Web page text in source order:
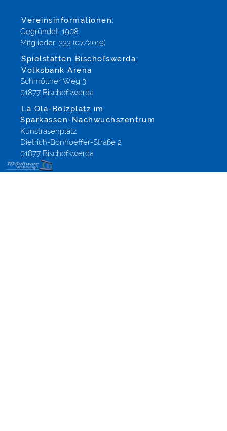
Vereinsinformationen:
Gegründet: 1908
Mitglieder: 333 (07/2019)
Spielstätten Bischofswerda:
Volksbank Arena
Schmöllner Weg 3
01877 Bischofswerda
La Ola-Bolzplatz im
Sparkassen-Nachwuchszentrum
Kunstrasenplatz
Dietrich-Bonhoeffer-Straße 2
01877 Bischofswerda